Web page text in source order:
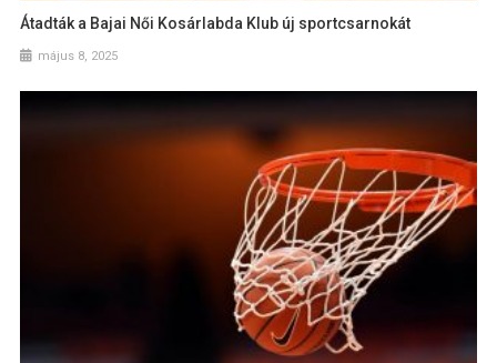
Átadták a Bajai Női Kosárlabda Klub új sportcsarnokát
május 8, 2025